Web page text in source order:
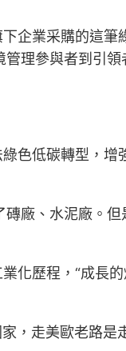
企業采購的這
理參與者到引
色低碳轉型，
廠、水泥廠。
化歷程，“成長
，走美歐老路是